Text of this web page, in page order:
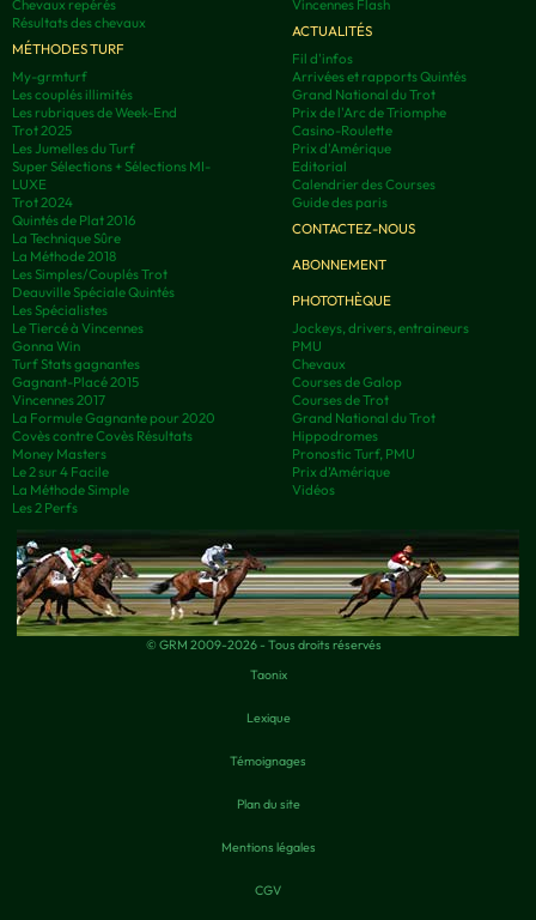
Chevaux repérés
Résultats des chevaux
MÉTHODES TURF
My-grmturf
Les couplés illimités
Les rubriques de Week-End
Trot 2025
Les Jumelles du Turf
Super Sélections + Sélections MI-
LUXE
Trot 2024
Quintés de Plat 2016
La Technique Sûre
La Méthode 2018
Les Simples/Couplés Trot
Deauville Spéciale Quintés
Les Spécialistes
Le Tiercé à Vincennes
Gonna Win
Turf Stats gagnantes
Gagnant-Placé 2015
Vincennes 2017
La Formule Gagnante pour 2020
Covès contre Covès Résultats
Money Masters
Le 2 sur 4 Facile
La Méthode Simple
Les 2 Perfs
Vincennes Flash
ACTUALITÉS
Fil d'infos
Arrivées et rapports Quintés
Grand National du Trot
Prix de l'Arc de Triomphe
Casino-Roulette
Prix d'Amérique
Editorial
Calendrier des Courses
Guide des paris
CONTACTEZ-NOUS
ABONNEMENT
PHOTOTHÈQUE
Jockeys, drivers, entraineurs
PMU
Chevaux
Courses de Galop
Courses de Trot
Grand National du Trot
Hippodromes
Pronostic Turf, PMU
Prix d’Amérique
Vidéos
© GRM 2009-2026 - Tous droits réservés
Taonix
Lexique
Témoignages
Plan du site
Mentions légales
CGV